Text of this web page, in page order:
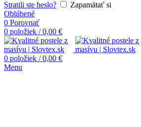
Stratili ste heslo?
Zapamätať si
Oblúbené
0 Porovnať
0 položiek / 0,00 €
0 položiek / 0,00 €
Menu